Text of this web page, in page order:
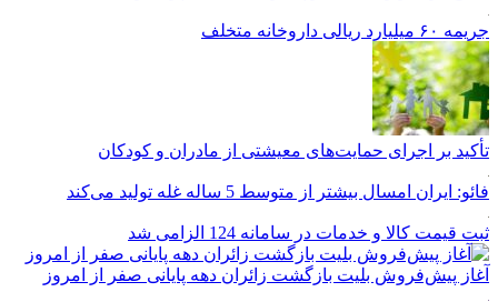
جریمه ۶۰ میلیارد ریالی داروخانه متخلف
تأکید بر اجرای حمایت‌های معیشتی از مادران و کودکان
فائو: ایران امسال بیشتر از متوسط 5 ساله غله تولید می‌کند
ثبت قیمت کالا و خدمات در سامانه 124 الزامی شد
آغاز پیش‌فروش بلیت بازگشت زائران دهه پایانی صفر از امروز